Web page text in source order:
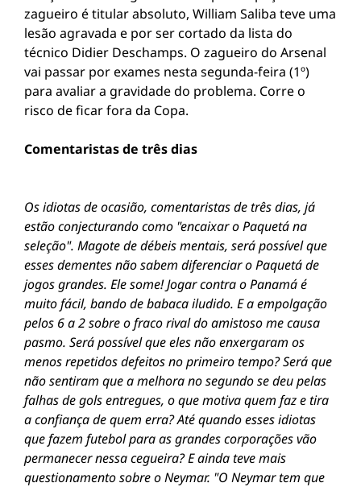
zagueiro é titular absoluto, William Saliba teve uma
lesão agravada e por ser cortado da lista do
técnico Didier Deschamps. O zagueiro do Arsenal
vai passar por exames nesta segunda-feira (1º)
para avaliar a gravidade do problema. Corre o
risco de ficar fora da Copa.
Comentaristas de três dias
Os idiotas de ocasião, comentaristas de três dias, já
estão conjecturando como "encaixar o Paquetá na
seleção". Magote de débeis mentais, será possível que
esses dementes não sabem diferenciar o Paquetá de
jogos grandes. Ele some! Jogar contra o Panamá é
muito fácil, bando de babaca iludido. E a empolgação
pelos 6 a 2 sobre o fraco rival do amistoso me causa
pasmo. Será possível que eles não enxergaram os
menos repetidos defeitos no primeiro tempo? Será que
não sentiram que a melhora no segundo se deu pelas
falhas de gols entregues, o que motiva quem faz e tira
a confiança de quem erra? Até quando esses idiotas
que fazem futebol para as grandes corporações vão
permanecer nessa cegueira? E ainda teve mais
questionamento sobre o Neymar. "O Neymar tem que